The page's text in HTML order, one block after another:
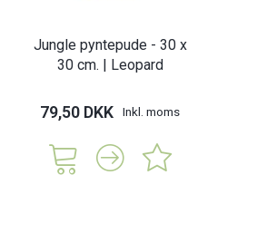
Jungle pyntepude - 30 x
30 cm. | Leopard
79,50 DKK Inkl. moms